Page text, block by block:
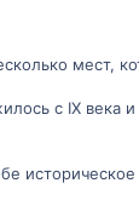
мест,
с IX